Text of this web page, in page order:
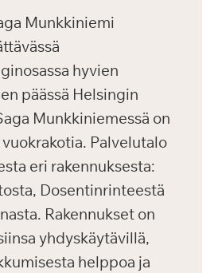
Munkkiniemi
hyvien
päässä Helsingin
Munkkiniemessä on
Palvelutalo
eri rakennuksesta:
Dosentinrinteestä
Rakennukset on
yhdyskäytävillä,
helppoa ja